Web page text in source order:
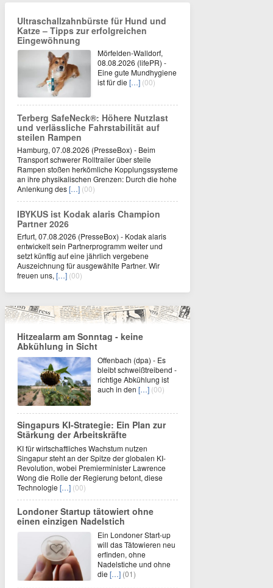
Ultraschallzahnbürste für Hund und
Katze – Tipps zur erfolgreichen
Eingewöhnung
Mörfelden-Walldorf,
08.08.2026 (lifePR) -
Eine gute Mundhygiene
ist für die […] (00)
Terberg SafeNeck®: Höhere Nutzlast
und verlässliche Fahrstabilität auf
steilen Rampen
Hamburg, 07.08.2026 (PresseBox) - Beim
Transport schwerer Rolltrailer über steile
Rampen stoßen herkömliche Kopplungssysteme
an ihre physikalischen Grenzen: Durch die hohe
Anlenkung des[…] (00)
IBYKUS ist Kodak alaris Champion
Partner 2026
Erfurt, 07.08.2026 (PresseBox) - Kodak alaris
entwickelt sein Partnerprogramm weiter und
setzt künftig auf eine jährlich vergebene
Auszeichnung für ausgewählte Partner. Wir
freuen uns, […] (00)
Hitzealarm am Sonntag - keine
Abkühlung in Sicht
Offenbach (dpa) - Es
bleibt schweißtreibend -
richtige Abkühlung ist
auch in den […] (00)
Singapurs KI-Strategie: Ein Plan zur
Stärkung der Arbeitskräfte
KI für wirtschaftliches Wachstum nutzen
Singapur steht an der Spitze der globalen KI-
Revolution, wobei Premierminister Lawrence
Wong die Rolle der Regierung betont, diese
Technologie […] (00)
Londoner Startup tätowiert ohne
einen einzigen Nadelstich
Ein Londoner Start-up
will das Tätowieren neu
erfinden, ohne
Nadelstiche und ohne
die […] (01)